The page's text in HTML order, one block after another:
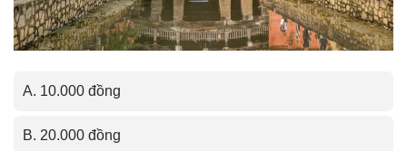
A. 10.000 đồng
B. 20.000 đồng